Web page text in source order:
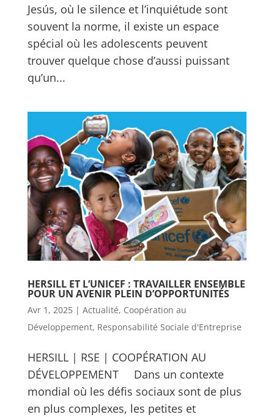
Jesús, où le silence et l’inquiétude sont
souvent la norme, il existe un espace
spécial où les adolescents peuvent
trouver quelque chose d’aussi puissant
qu’un...
HERSILL ET L’UNICEF : TRAVAILLER ENSEMBLE
POUR UN AVENIR PLEIN D’OPPORTUNITÉS
Avr 1, 2025| Actualité, Coopération au
Développement, Responsabilité Sociale d'Entreprise
HERSILL | RSE | COOPÉRATION AU
DÉVELOPPEMENT Dans un contexte
mondial où les défis sociaux sont de plus
en plus complexes, les petites et